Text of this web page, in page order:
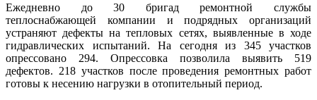
Ежедневно до 30 бригад ремонтной службы
теплоснабжающей компании и подрядных организаций
устраняют дефекты на тепловых сетях, выявленные в ходе
гидравлических испытаний. На сегодня из 345 участков
опрессовано 294. Опрессовка позволила выявить 519
дефектов. 218 участков после проведения ремонтных работ
готовы к несению нагрузки в отопительный период.